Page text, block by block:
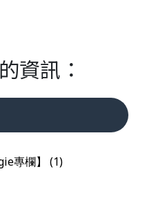
資訊：
專欄】
(1)